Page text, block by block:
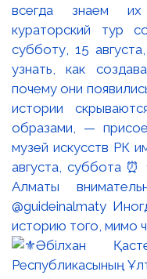
всегда знаем
кураторский тур
субботу, 15
узнать, как
почему они
истории
образами, —
музей искусств РК
августа, суббота
Алматы
@guideinalmaty
историю того, мимо